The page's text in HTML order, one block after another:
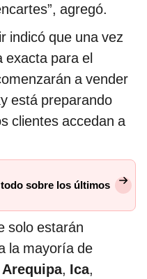
agregó.
indicó que una vez
exacta para el
a vender
está preparando
clientes accedan a
sobre los últimos
solo estarán
la mayoría de
Arequipa, Ica,